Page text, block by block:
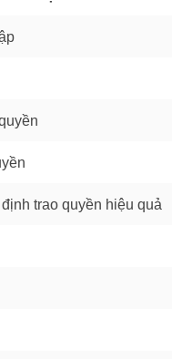
trao quyền hiệu quả